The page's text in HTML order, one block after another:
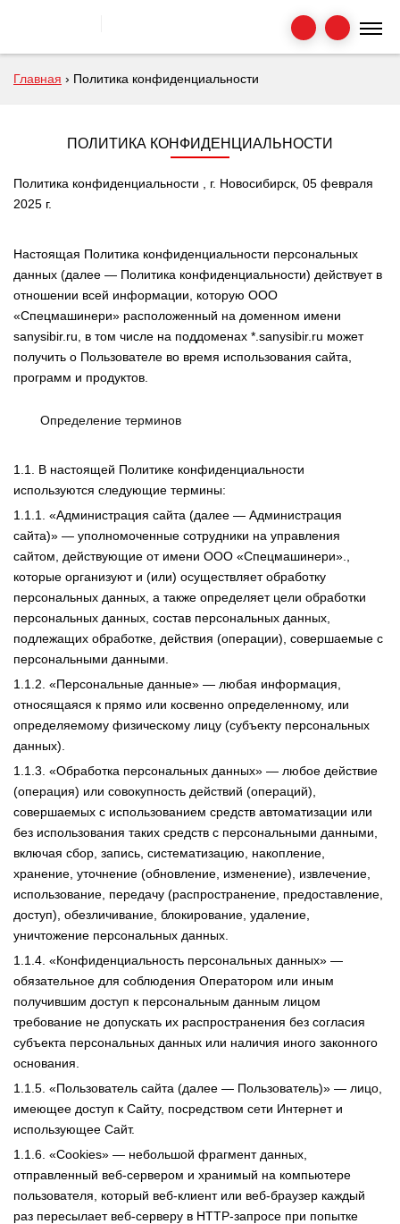
Главная › Политика конфиденциальности
ПОЛИТИКА КОНФИДЕНЦИАЛЬНОСТИ
Политика конфиденциальности , г. Новосибирск, 05 февраля
2025 г.
Настоящая Политика конфиденциальности персональных
данных (далее — Политика конфиденциальности) действует в
отношении всей информации, которую ООО
«Спецмашинери» расположенный на доменном имени
sanysibir.ru, в том числе на поддоменах *.sanysibir.ru может
получить о Пользователе во время использования сайта,
программ и продуктов.
Определение терминов
1.1. В настоящей Политике конфиденциальности
используются следующие термины:
1.1.1. «Администрация сайта (далее — Администрация
сайта)» — уполномоченные сотрудники на управления
сайтом, действующие от имени ООО «Спецмашинери».,
которые организуют и (или) осуществляет обработку
персональных данных, а также определяет цели обработки
персональных данных, состав персональных данных,
подлежащих обработке, действия (операции), совершаемые с
персональными данными.
1.1.2. «Персональные данные» — любая информация,
относящаяся к прямо или косвенно определенному, или
определяемому физическому лицу (субъекту персональных
данных).
1.1.3. «Обработка персональных данных» — любое действие
(операция) или совокупность действий (операций),
совершаемых с использованием средств автоматизации или
без использования таких средств с персональными данными,
включая сбор, запись, систематизацию, накопление,
хранение, уточнение (обновление, изменение), извлечение,
использование, передачу (распространение, предоставление,
доступ), обезличивание, блокирование, удаление,
уничтожение персональных данных.
1.1.4. «Конфиденциальность персональных данных» —
обязательное для соблюдения Оператором или иным
получившим доступ к персональным данным лицом
требование не допускать их распространения без согласия
субъекта персональных данных или наличия иного законного
основания.
1.1.5. «Пользователь сайта (далее — Пользователь)» — лицо,
имеющее доступ к Сайту, посредством сети Интернет и
использующее Сайт.
1.1.6. «Cookies» — небольшой фрагмент данных,
отправленный веб-сервером и хранимый на компьютере
пользователя, который веб-клиент или веб-браузер каждый
раз пересылает веб-серверу в HTTP-запросе при попытке